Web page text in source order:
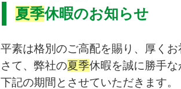
夏季休暇のお知らせ
平素は格別のご高配を賜り、厚く
さて、弊社の夏季休暇を誠に勝手な
下記の期間とさせていただきます。